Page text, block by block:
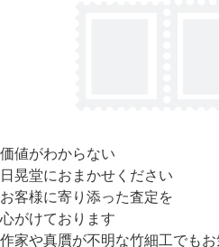
価値がわからない
日晃堂におまかせください
お客様に寄り添った査定を
心がけております
作家や真贋が不明な竹細工でも